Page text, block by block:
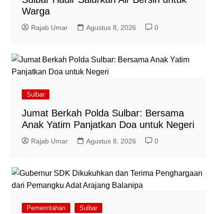
Warga
Rajab Umar Agustus 8, 2026 0
Sulbar
Jumat Berkah Polda Sulbar: Bersama
Anak Yatim Panjatkan Doa untuk Negeri
Rajab Umar Agustus 8, 2026 0
Pemerintahan Sulbar